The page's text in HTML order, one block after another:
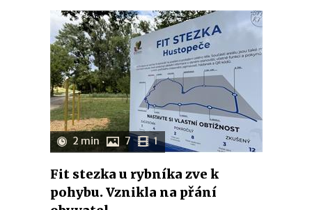
2 min 7 1
Fit stezka u rybníka zve k
pohybu. Vznikla na přání